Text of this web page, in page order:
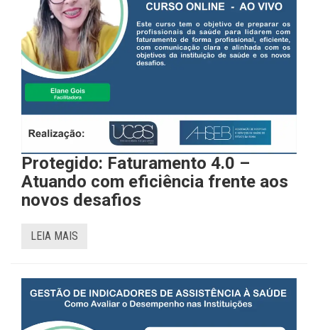
Protegido: Faturamento 4.0 –
Atuando com eficiência frente aos
novos desafios
LEIA MAIS